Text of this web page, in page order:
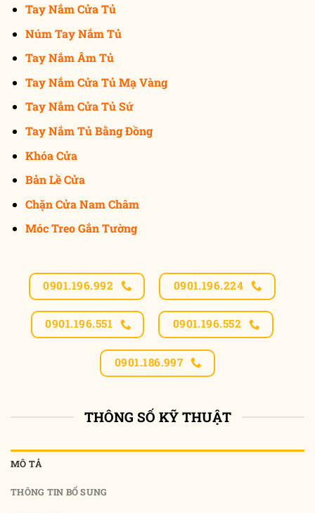
Tay Nắm Cửa Tủ
Núm Tay Nắm Tủ
Tay Nắm Âm Tủ
Tay Nắm Cửa Tủ Mạ Vàng
Tay Nắm Cửa Tủ Sứ
Tay Nắm Tủ Bằng Đồng
Khóa Cửa
Bản Lề Cửa
Chặn Cửa Nam Châm
Móc Treo Gắn Tường
0901.196.992 0901.196.224
0901.196.551 0901.196.552
0901.186.997
THÔNG SỐ KỸ THUẬT
MÔ TẢ
THÔNG TIN BỔ SUNG